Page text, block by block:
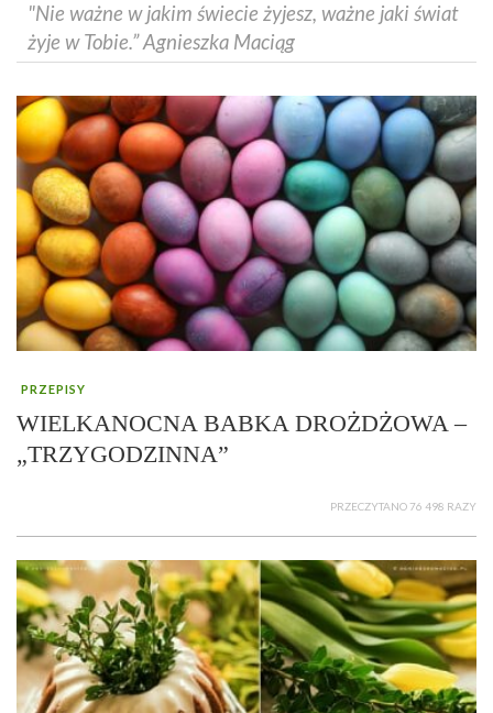
"Nie ważne w jakim świecie żyjesz, ważne jaki świat
żyje w Tobie.” Agnieszka Maciąg
PRZEPISY
WIELKANOCNA BABKA DROŻDŻOWA –
„TRZYGODZINNA”
PRZECZYTANO 76 498 RAZY